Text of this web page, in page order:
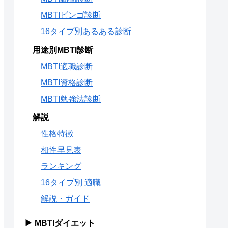
MBTIビンゴ診断
16タイプ別あるある診断
用途別MBTI診断
MBTI適職診断
MBTI資格診断
MBTI勉強法診断
解説
性格特徴
相性早見表
ランキング
16タイプ別 適職
解説・ガイド
▶ MBTIダイエット